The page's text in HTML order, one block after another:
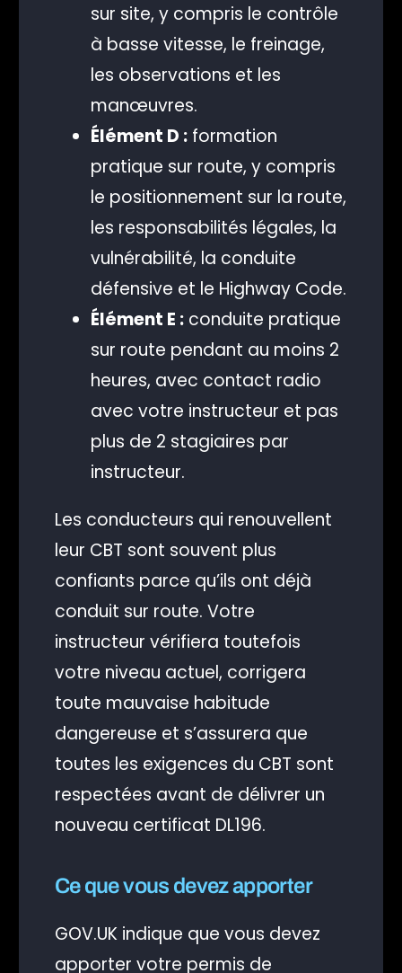
sur site, y compris le contrôle
à basse vitesse, le freinage,
les observations et les
manœuvres.
Élément D :formation
pratique sur route, y compris
le positionnement sur la route,
les responsabilités légales, la
vulnérabilité, la conduite
défensive et le Highway Code.
Élément E :conduite pratique
sur route pendant au moins 2
heures, avec contact radio
avec votre instructeur et pas
plus de 2 stagiaires par
instructeur.
Les conducteurs qui renouvellent
leur CBT sont souvent plus
confiants parce qu’ils ont déjà
conduit sur route. Votre
instructeur vérifiera toutefois
votre niveau actuel, corrigera
toute mauvaise habitude
dangereuse et s’assurera que
toutes les exigences du CBT sont
respectées avant de délivrer un
nouveau certificat DL196.
Ce que vous devez apporter
GOV.UK indique que vous devez
apporter votre permis de